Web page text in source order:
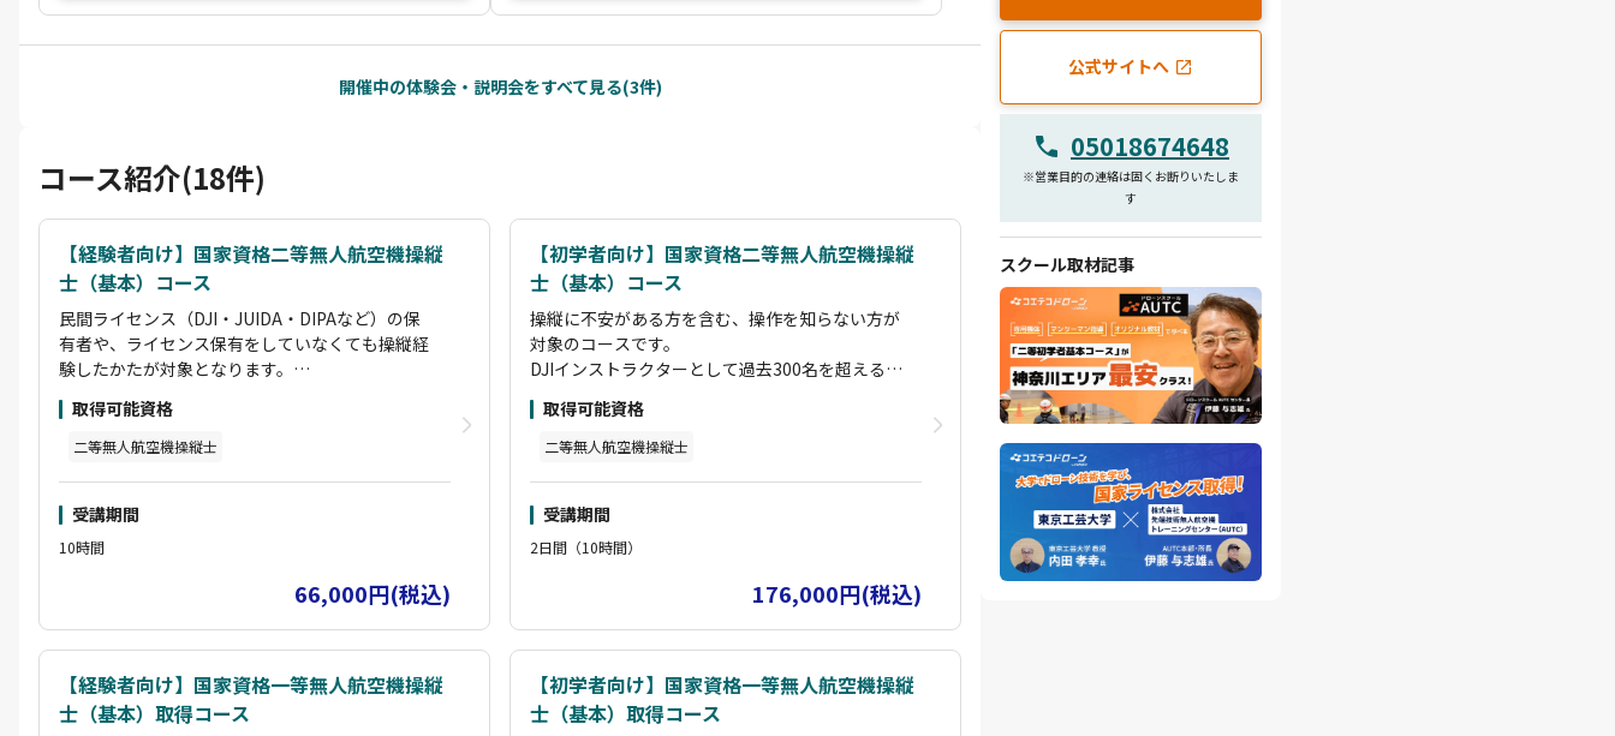
開催中の体験会・説明会をすべて見る(3件)
コース紹介(18件)
【経験者向け】国家資格二等無人航空機操縦
士（基本）コース
民間ライセンス（DJI・JUIDA・DIPAなど）の保
有者や、ライセンス保有をしていなくても操縦経
験したかたが対象となります。
基本カリキュラムは実地10時間で学科はon-line
での受講となります。つまり学科はどこでもライ
フスタイルに合わせて受講開始から3ケ月は受講
土交通省教則に数多くの現場での実務経験などを
加えた内容で非常に好評です。
了試験までのすべての費用を含んでいます。
した場合は国指定試験機関での実地試験が免除さ
れます。
取得可能資格
二等無人航空機操縦士
受講期間
10時間
66,000円(税込)
【初学者向け】国家資格二等無人航空機操縦
士（基本）コース
操縦に不安がある方を含む、操作を知らない方が
対象のコースです。
DJIインストラクターとして過去300名を超える指
導をしてきたノウハウで、自主練習とは比較にな
らないスピードで技能習得が可能です。
基本カリキュラムは実地10時間で学科はon-line
受講開始から3ケ月は受講可能なので、何度も繰
り返し観る事が可能です。
務経験などを加えた内容で非常に好評です。
了試験までのすべての費用を含んでいます。
実地10時間は試験まで基本二日間で終了し、合格
した場合は国指定試験機関での実地試験が免除さ
れます。
取得可能資格
二等無人航空機操縦士
受講期間
2日間（10時間）
176,000円(税込)
【経験者向け】国家資格一等無人航空機操縦
士（基本）取得コース
【初学者向け】国家資格一等無人航空機操縦
士（基本）取得コース
公式サイトへ
05018674648
※営業目的の連絡は固くお断りいたしま
す
スクール取材記事